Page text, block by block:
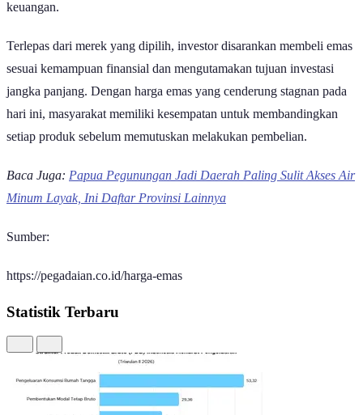
keuangan.
Terlepas dari merek yang dipilih, investor disarankan membeli emas
sesuai kemampuan finansial dan mengutamakan tujuan investasi
jangka panjang. Dengan harga emas yang cenderung stagnan pada
hari ini, masyarakat memiliki kesempatan untuk membandingkan
setiap produk sebelum memutuskan melakukan pembelian.
Baca Juga: Papua Pegunungan Jadi Daerah Paling Sulit Akses Air
Minum Layak, Ini Daftar Provinsi Lainnya
Sumber:
https://pegadaian.co.id/harga-emas
Statistik Terbaru